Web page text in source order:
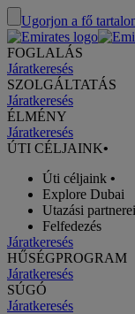
Ugorjon a fő
FOGLALÁS
Járatkeresés
SZOLGÁLTATÁS
Járatkeresés
ÉLMÉNY
Járatkeresés
ÚTI CÉLJAINK•
Úti céljaink •
Explore Dubai
Utazási
Felfedezés
Járatkeresés
HŰSÉGPROGRAM
Járatkeresés
SÚGÓ
Járatkeresés